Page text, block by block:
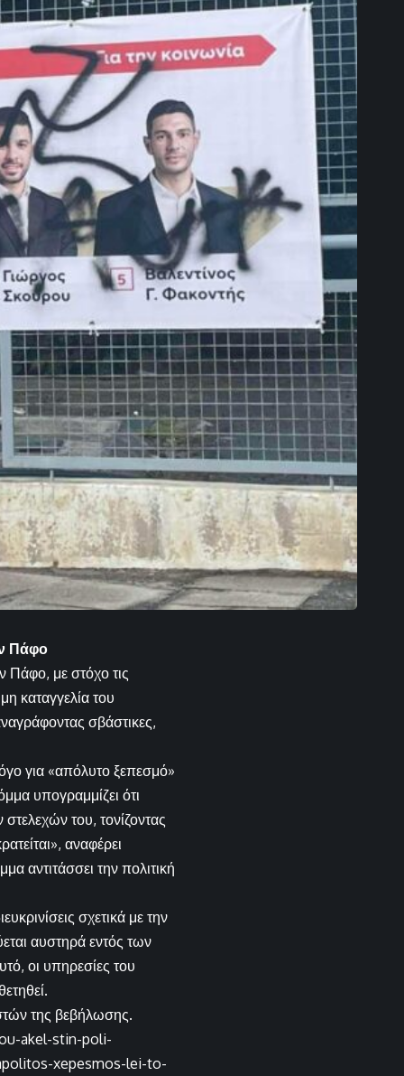
Πάφο
Πάφο, με στόχο τις
καταγγελία του
σβάστικες,
για «απόλυτο ξεπεσμό»
υπογραμμίζει ότι
του, τονίζοντας
αναφέρει
αντιτάσσει την πολιτική
σχετικά με την
αυστηρά εντός των
οι υπηρεσίες του
της βεβήλωσης.
akel-stin-poli-
xepesmos-lei-to-